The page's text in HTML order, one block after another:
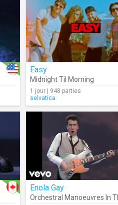
Easy
Midnight Til Morning
1 jour | 948 parties
selvatica
Enola Gay
Orchestral Manoeuvres In